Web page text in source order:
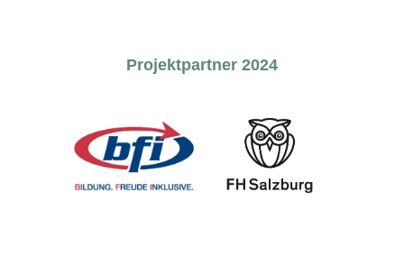
Projektpartner 2024